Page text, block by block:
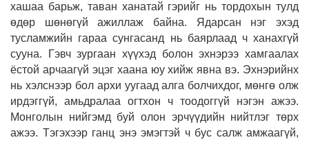
хашаа барьж, таван ханатай гэрийг нь тордохын тулд
өдөр шөнөгүй ажиллаж байна. Ядарсан нэг эхэд
тусламжийн гараа сунгасанд нь баярлаад ч ханахгүй
сууна. Гэвч зургаан хүүхэд болон эхнэрээ хамгаалах
ёстой арчаагүй эцэг хаана юу хийж явна вэ. Эхнэрийнх
нь хэлснээр бол архи уугаад алга болчихдог, мөнгө олж
ирдэггүй, амьдралаа огтхон ч тоодоггүй нэгэн ажээ.
Монголын нийгэмд буй олон эрчүүдийн нийтлэг төрх
ажээ. Тэгэхээр ганц энэ эмэгтэй ч бус салж амжаагүй,